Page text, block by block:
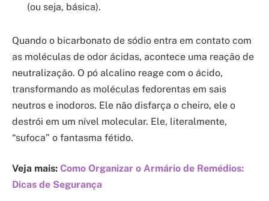
(ou seja, básica).
Quando o bicarbonato de sódio entra em contato com
as moléculas de odor ácidas, acontece uma reação de
neutralização. O pó alcalino reage com o ácido,
transformando as moléculas fedorentas em sais
neutros e inodoros. Ele não disfarça o cheiro, ele o
destrói em um nível molecular. Ele, literalmente,
“sufoca” o fantasma fétido.
Veja mais: Como Organizar o Armário de Remédios:
Dicas de Segurança